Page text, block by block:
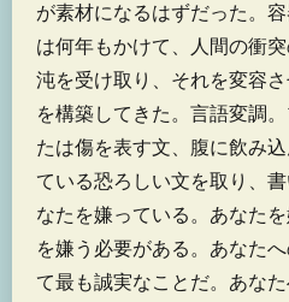
が素材になるはずだった。
は何年もかけて、人間の衝
沌を受け取り、それを変容
を構築してきた。言語変調
たは傷を表す文、腹に飲み
ている恐ろしい文を取り、
なたを嫌っている。あなた
を嫌う必要がある。あなた
て最も誠実なことだ。あな